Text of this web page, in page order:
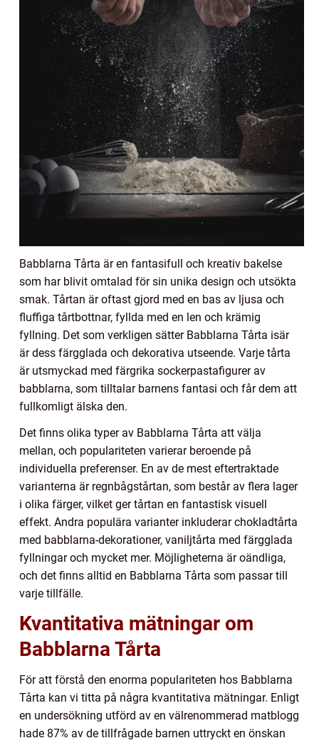
Babblarna Tårta är en fantasifull och kreativ bakelse
som har blivit omtalad för sin unika design och utsökta
smak. Tårtan är oftast gjord med en bas av ljusa och
fluffiga tårtbottnar, fyllda med en len och krämig
fyllning. Det som verkligen sätter Babblarna Tårta isär
är dess färgglada och dekorativa utseende. Varje tårta
är utsmyckad med färgrika sockerpastafigurer av
babblarna, som tilltalar barnens fantasi och får dem att
fullkomligt älska den.
Det finns olika typer av Babblarna Tårta att välja
mellan, och populariteten varierar beroende på
individuella preferenser. En av de mest eftertraktade
varianterna är regnbågstårtan, som består av flera lager
i olika färger, vilket ger tårtan en fantastisk visuell
effekt. Andra populära varianter inkluderar chokladtårta
med babblarna-dekorationer, vaniljtårta med färgglada
fyllningar och mycket mer. Möjligheterna är oändliga,
och det finns alltid en Babblarna Tårta som passar till
varje tillfälle.
Kvantitativa mätningar om
Babblarna Tårta
För att förstå den enorma populariteten hos Babblarna
Tårta kan vi titta på några kvantitativa mätningar. Enligt
en undersökning utförd av en välrenommerad matblogg
hade 87% av de tillfrågade barnen uttryckt en önskan